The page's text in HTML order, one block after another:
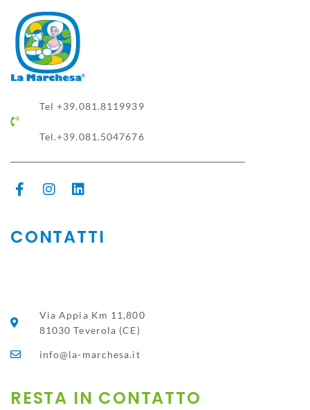
Tel +39.081.8119939
Tel.+39.081.5047676
CONTATTI
Via Appia Km 11,800
81030 Teverola (CE)
info@la-marchesa.it
RESTA IN CONTATTO​